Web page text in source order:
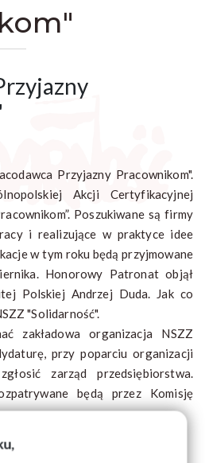
Przyjazny Pracownikom".
Akcji Certyfikacyjnej
Poszukiwane są firmy
i realizujące w praktyce idee
w tym roku będą przyjmowane
Honorowy Patronat objął
Polskiej Andrzej Duda. Jak co
"Solidarność".
zakładowa organizacja NSZZ
przy poparciu organizacji
zarząd przedsiębiorstwa.
będą przez Komisję